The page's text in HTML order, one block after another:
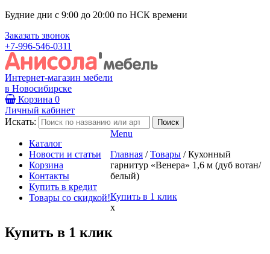
Будние дни с 9:00 до 20:00 по НСК времени
Заказать звонок
+7-996-546-0311
Интернет-магазин мебели
в Новосибирске
Корзина 0
Личный кабинет
Искать:
Каталог
Новости и статьи
Корзина
Контакты
Купить в кредит
Товары со скидкой!
Menu
Главная / Товары / Кухонный
гарнитур «Венера» 1,6 м (дуб вотан/
белый)
Купить в 1 клик
x
Купить в 1 клик